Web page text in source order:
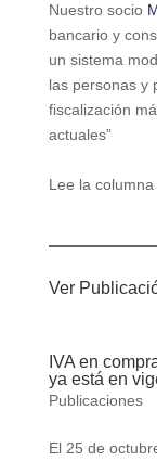
Nuestro socio
bancario y
un sistema
las personas y
fiscalización
actuales”
Lee la
Ver
IVA en
ya está en
Publicaciones
El 25 de